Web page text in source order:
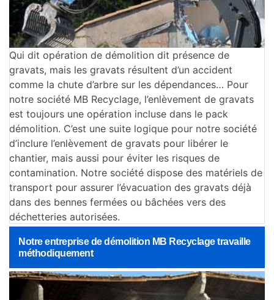
Qui dit opération de démolition dit présence de
gravats, mais les gravats résultent d’un accident
comme la chute d’arbre sur les dépendances… Pour
notre société MB Recyclage, l’enlèvement de gravats
est toujours une opération incluse dans le pack
démolition. C’est une suite logique pour notre société
d’inclure l’enlèvement de gravats pour libérer le
chantier, mais aussi pour éviter les risques de
contamination. Notre société dispose des matériels de
transport pour assurer l’évacuation des gravats déjà
dans des bennes fermées ou bâchées vers des
déchetteries autorisées.
Notre entreprise de démolition MB Recyclage travaille
méthodiquement